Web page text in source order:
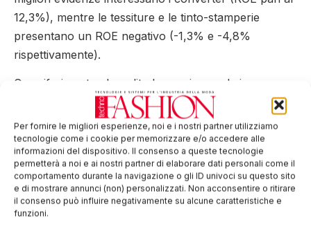
Per fornire le migliori esperienze, noi e i nostri partner utilizziamo
tecnologie come i cookie per memorizzare e/o accedere alle
informazioni del dispositivo. Il consenso a queste tecnologie
permetterà a noi e ai nostri partner di elaborare dati personali come il
comportamento durante la navigazione o gli ID univoci su questo sito
e di mostrare annunci (non) personalizzati. Non acconsentire o ritirare
il consenso può influire negativamente su alcune caratteristiche e
funzioni.
12,3%), mentre le tessiture e le tinto-stamperie
presentano un ROE negativo (-1,3% e -4,8%
rispettivamente).
Con riferimento al credito bancario, per le imprese a
il 56% dell’esposizione bancaria totale è
costituita da debiti verso le banche a breve
termine (esigibili entro l’esercizio successivo), e non
manca di rilevare la tendenza verso un riequilibrio tra
breve e medio-lungo termine, come risultava nel
periodo pre-crisi. Nel 2011, peraltro, i debiti di medio-
lungo termine hanno sperimentato un aumento del